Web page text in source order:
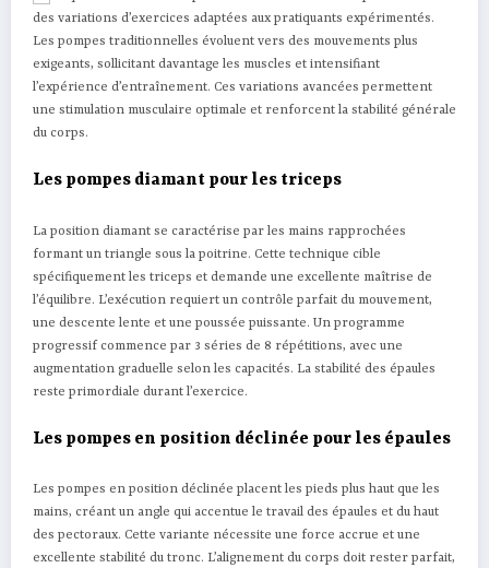
des variations d’exercices adaptées aux pratiquants expérimentés.
Les pompes traditionnelles évoluent vers des mouvements plus
exigeants, sollicitant davantage les muscles et intensifiant
l’expérience d’entraînement. Ces variations avancées permettent
une stimulation musculaire optimale et renforcent la stabilité générale
du corps.
Les pompes diamant pour les triceps
La position diamant se caractérise par les mains rapprochées
formant un triangle sous la poitrine. Cette technique cible
spécifiquement les triceps et demande une excellente maîtrise de
l’équilibre. L’exécution requiert un contrôle parfait du mouvement,
une descente lente et une poussée puissante. Un programme
progressif commence par 3 séries de 8 répétitions, avec une
augmentation graduelle selon les capacités. La stabilité des épaules
reste primordiale durant l’exercice.
Les pompes en position déclinée pour les épaules
Les pompes en position déclinée placent les pieds plus haut que les
mains, créant un angle qui accentue le travail des épaules et du haut
des pectoraux. Cette variante nécessite une force accrue et une
excellente stabilité du tronc. L’alignement du corps doit rester parfait,